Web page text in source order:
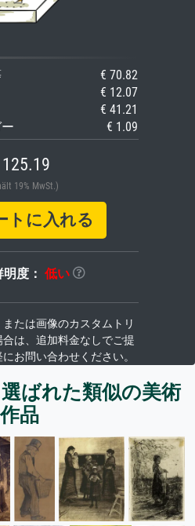
€ 70.82
€ 12.07
€ 41.21
€ 1.09
19% MwSt.)
に入れる
度： 低い
たは画像のカスタムトリ
は、追加料金なしでご提
お問い合わせください。
ばれた類似の美術
作品